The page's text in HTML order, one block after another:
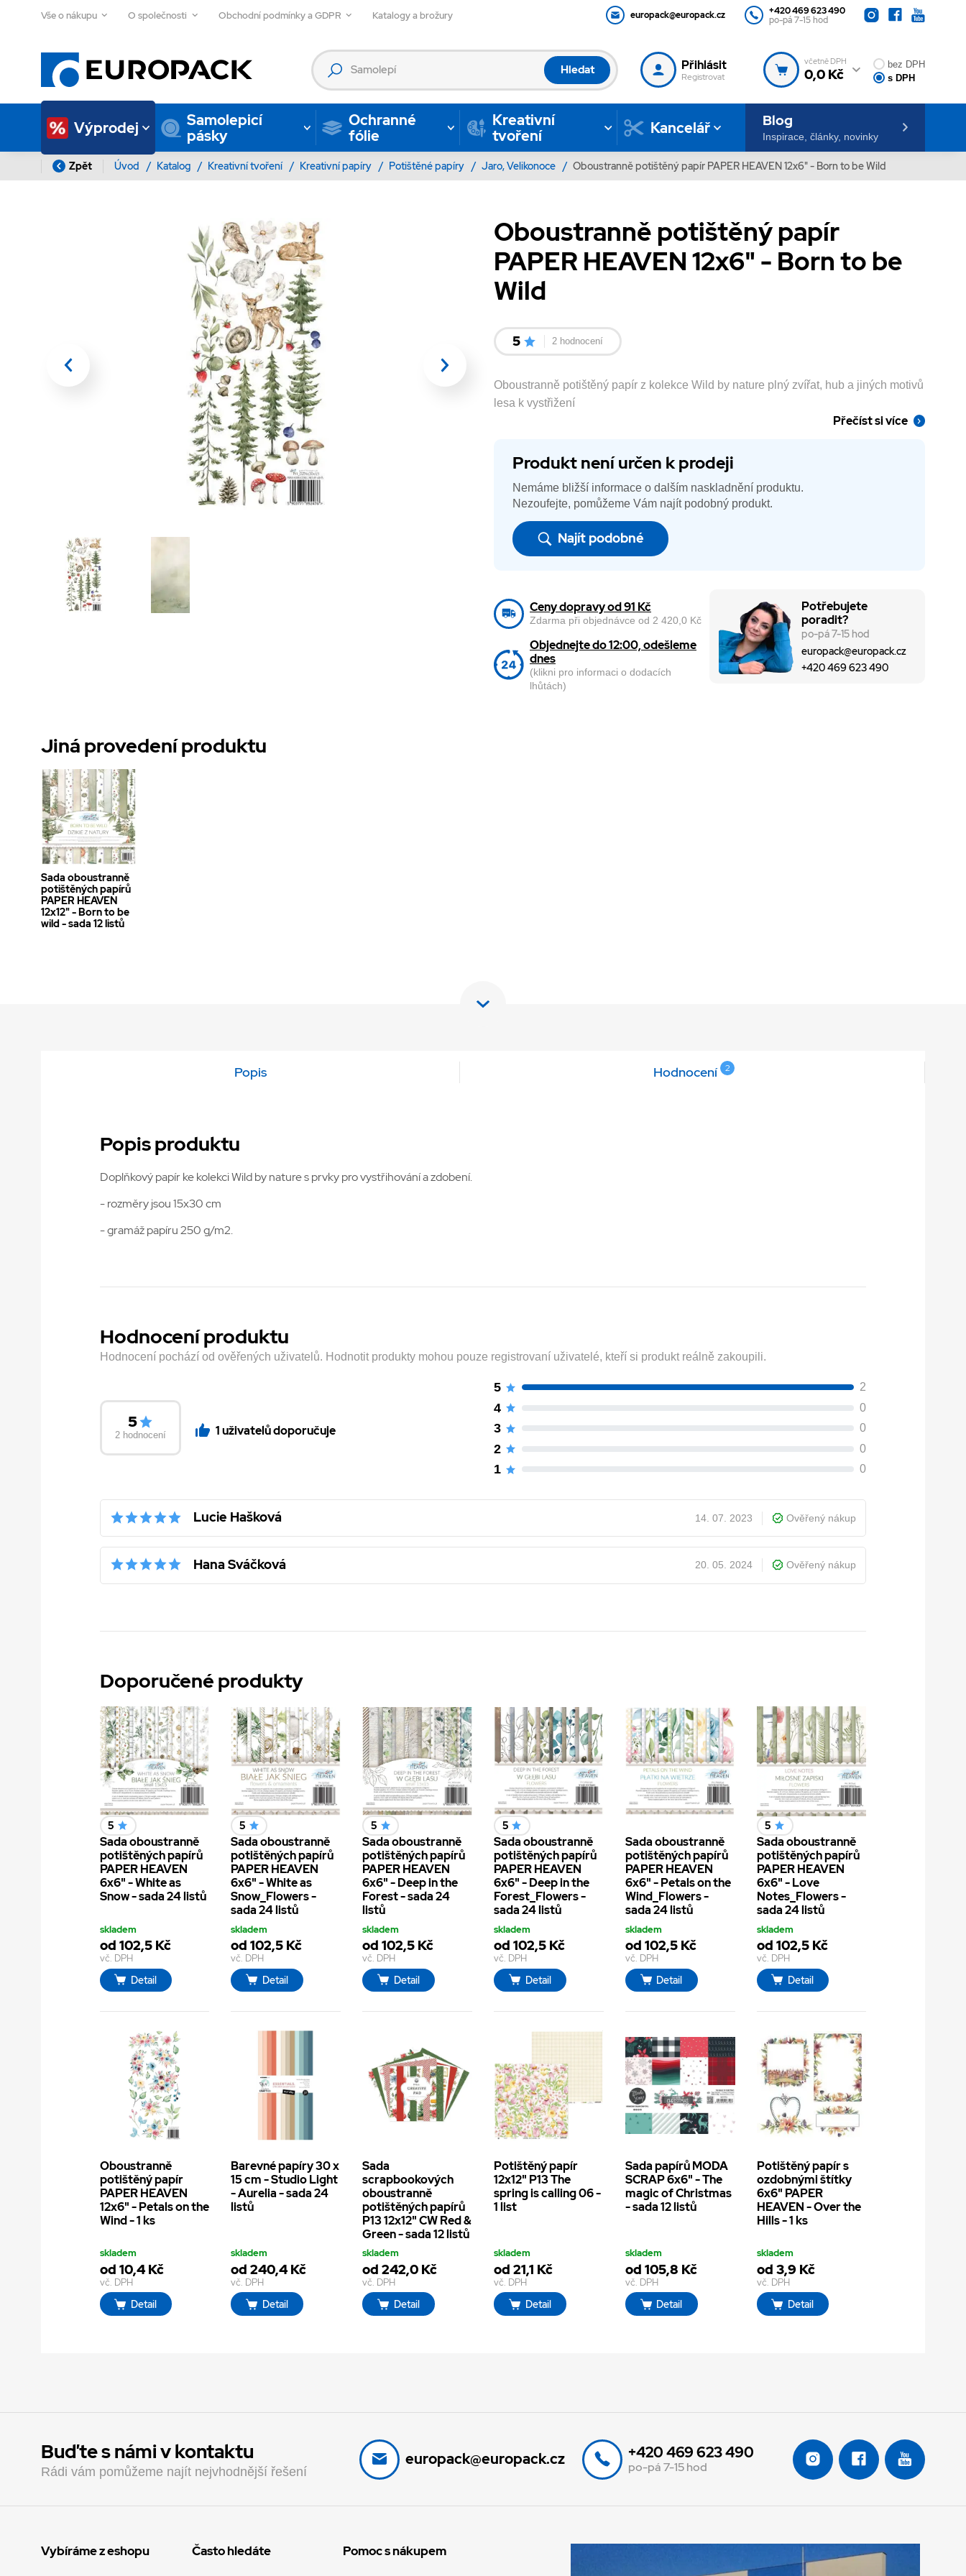
Vše o nákupu O společnosti Obchodní podmínky a GDPR Katalogy a brožury europack@europack.cz
+420 469 623 490
po-pá 7-15 hod
Hledat Přihlásit
Registrovat
včetně DPH
0,0 Kč
bez DPH
s DPH
Výprodej
Samolepicí
pásky
Ochranné
fólie
Kreativní
tvoření
Kancelář Blog
Inspirace, články, novinky
Zpět Úvod / Katalog / Kreativní tvoření / Kreativní papíry / Potištěné papíry / Jaro, Velikonoce / Oboustranně potištěný papír PAPER HEAVEN 12x6" - Born to be Wild
Oboustranně potištěný papír
PAPER HEAVEN 12x6" - Born to be
Wild
5 2 hodnocení
Oboustranně potištěný papír z kolekce Wild by nature plný zvířat, hub a jiných motivů
lesa k vystřižení
Přečíst si více
Produkt není určen k prodeji
Nemáme bližší informace o dalším naskladnění produktu.
Nezoufejte, pomůžeme Vám najít podobný produkt.
Najít podobné
Ceny dopravy od 91 Kč
Zdarma při objednávce od 2 420,0 Kč
Objednejte do 12:00, odešleme
dnes
(klikni pro informaci o dodacích
lhůtách)
Potřebujete
poradit?
po-pá 7-15 hod
europack@europack.cz
+420 469 623 490
Jiná provedení produktu
Sada oboustranně
potištěných papírů
PAPER HEAVEN
12x12" - Born to be
wild - sada 12 listů
Popis Hodnocení 2
Popis produktu
Doplňkový papír ke kolekci Wild by nature s prvky pro vystřihování a zdobení.
- rozměry jsou 15x30 cm
- gramáž papíru 250 g/m2.
Hodnocení produktu
Hodnocení pochází od ověřených uživatelů. Hodnotit produkty mohou pouze registrovaní uživatelé, kteří si produkt reálně zakoupili.
5
2 hodnocení 1 uživatelů doporučuje
5 2
4 0
3 0
2 0
1 0
Lucie Hašková 14. 07. 2023 Ověřený nákup
Hana Sváčková 20. 05. 2024 Ověřený nákup
Doporučené produkty
5
Sada oboustranně
potištěných papírů
PAPER HEAVEN
6x6" - White as
Snow - sada 24 listů
skladem
od 102,5 Kč
vč. DPH
Detail
5
Sada oboustranně
potištěných papírů
PAPER HEAVEN
6x6" - White as
Snow_Flowers -
sada 24 listů
skladem
od 102,5 Kč
vč. DPH
Detail
5
Sada oboustranně
potištěných papírů
PAPER HEAVEN
6x6" - Deep in the
Forest - sada 24
listů
skladem
od 102,5 Kč
vč. DPH
Detail
5
Sada oboustranně
potištěných papírů
PAPER HEAVEN
6x6" - Deep in the
Forest_Flowers -
sada 24 listů
skladem
od 102,5 Kč
vč. DPH
Detail
Sada oboustranně
potištěných papírů
PAPER HEAVEN
6x6" - Petals on the
Wind_Flowers -
sada 24 listů
skladem
od 102,5 Kč
vč. DPH
Detail
5
Sada oboustranně
potištěných papírů
PAPER HEAVEN
6x6" - Love
Notes_Flowers -
sada 24 listů
skladem
od 102,5 Kč
vč. DPH
Detail
Oboustranně
potištěný papír
PAPER HEAVEN
12x6" - Petals on the
Wind - 1 ks
skladem
od 10,4 Kč
vč. DPH
Detail
Barevné papíry 30 x
15 cm - Studio Light
- Aurelia - sada 24
listů
skladem
od 240,4 Kč
vč. DPH
Detail
Sada
scrapbookových
oboustranně
potištěných papírů
P13 12x12" CW Red &
Green - sada 12 listů
skladem
od 242,0 Kč
vč. DPH
Detail
Potištěný papír
12x12" P13 The
spring is calling 06 -
1 list
skladem
od 21,1 Kč
vč. DPH
Detail
Sada papírů MODA
SCRAP 6x6" - The
magic of Christmas
- sada 12 listů
skladem
od 105,8 Kč
vč. DPH
Detail
Potištěný papír s
ozdobnými štítky
6x6" PAPER
HEAVEN - Over the
Hills - 1 ks
skladem
od 3,9 Kč
vč. DPH
Detail
Buďte s námi v kontaktu
Rádi vám pomůžeme najít nejvhodnější řešení
europack@europack.cz +420 469 623 490
po-pá 7-15 hod
Vybíráme z eshopu Často hledáte Pomoc s nákupem